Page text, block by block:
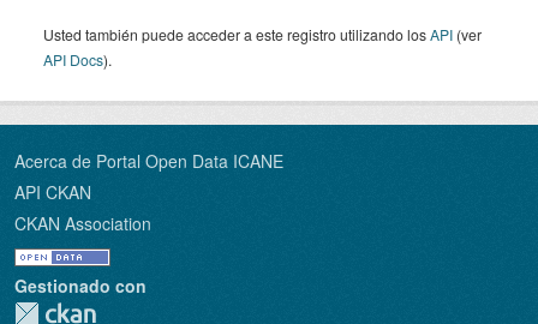
Usted también puede acceder a este registro utilizando losAPI (ver
API Docs).
Acerca de Portal Open Data ICANE
API CKAN
CKAN Association
Gestionado con